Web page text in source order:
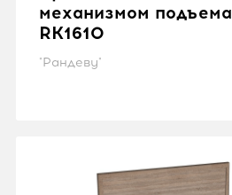
механизмом подъема
RK1610
"Рандеву"